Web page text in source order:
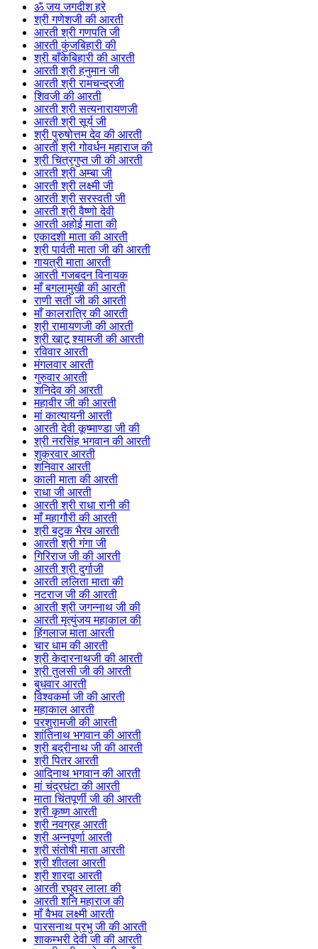
ॐ जय जगदीश हरे
श्री गणेशजी की आरती
आरती श्री गणपति जी
आरती कुंजबिहारी की
श्री बाँकेबिहारी की आरती
आरती श्री हनुमान जी
आरती श्री रामचन्द्रजी
शिवजी की आरती
आरती श्री सत्यनारायणजी
आरती श्री सूर्य जी
श्री पुरुषोत्तम देव की आरती
आरती श्री गोवर्धन महाराज की
श्री चित्रगुप्त जी की आरती
आरती श्री अम्बा जी
आरती श्री लक्ष्मी जी
आरती श्री सरस्वती जी
आरती श्री वैष्णो देवी
आरती अहोई माता की
एकादशी माता की आरती
श्री पार्वती माता जी की आरती
गायत्री माता आरती
आरती गजबदन विनायक
माँ बगलामुखी की आरती
राणी सती जी की आरती
माँ कालरात्रि की आरती
श्री रामायणजी की आरती
श्री खाटू श्यामजी की आरती
रविवार आरती
मंगलवार आरती
गुरुवार आरती
शनिदेव की आरती
महावीर जी की आरती
मां कात्यायनी आरती
आरती देवी कूष्माण्डा जी की
श्री नरसिंह भगवान की आरती
शुक्रवार आरती
शनिवार आरती
काली माता की आरती
राधा जी आरती
आरती श्री राधा रानी की
माँ महागौरी की आरती
श्री बटुक भैरव आरती
आरती श्री गंगा जी
गिरिराज जी की आरती
आरती श्री दुर्गाजी
आरती ललिता माता की
नटराज जी की आरती
आरती श्री जगन्नाथ जी की
आरती मृत्युंजय महाकाल की
हिंगलाज माता आरती
चार धाम की आरती
श्री केदारनाथजी की आरती
श्री तुलसी जी की आरती
बुधवार आरती
विश्वकर्मा जी की आरती
महाकाल आरती
परशुरामजी की आरती
शांतिनाथ भगवान की आरती
श्री बद्रीनाथ जी की आरती
श्री पितर आरती
आदिनाथ भगवान की आरती
मां चंद्रघंटा की आरती
माता चिंतपूर्णी जी की आरती
श्री कृष्ण आरती
श्री नवग्रह आरती
श्री अन्नपूर्णा आरती
श्री संतोषी माता आरती
श्री शीतला आरती
श्री शारदा आरती
आरती रघुवर लाला की
आरती शनि महाराज की
माँ वैभव लक्ष्मी आरती
पारसनाथ प्रभु जी की आरती
शाकम्भरी देवी जी की आरती